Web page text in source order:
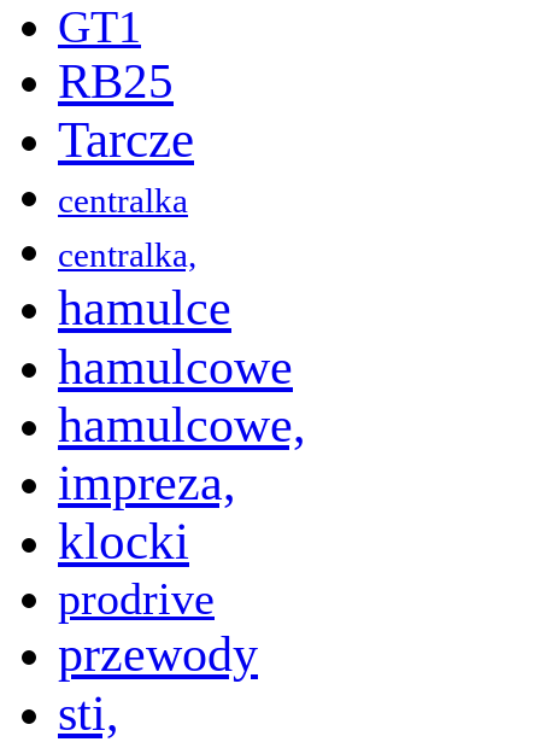
GT1
RB25
Tarcze
centralka
centralka,
hamulce
hamulcowe
hamulcowe,
impreza,
klocki
prodrive
przewody
sti,